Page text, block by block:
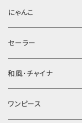
にゃんこ
セーラー
和風･チャイナ
ワンピース